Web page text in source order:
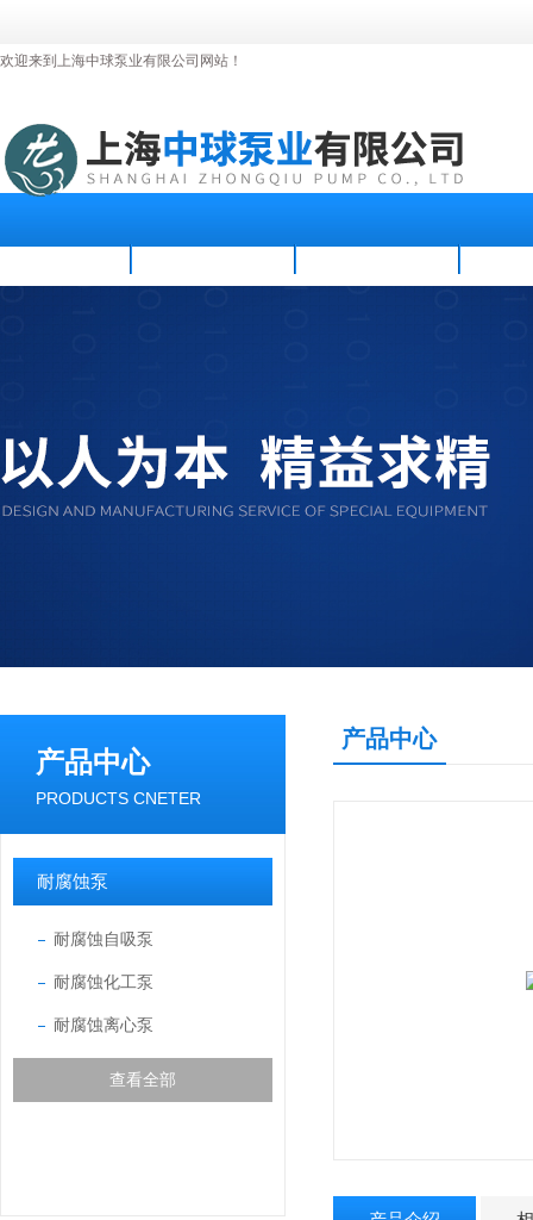
欢迎来到上海中球泵业有限公司网站！
产品中心
PRODUCTS CNETER
耐腐蚀泵
耐腐蚀自吸泵
耐腐蚀化工泵
耐腐蚀离心泵
查看全部
产品中心